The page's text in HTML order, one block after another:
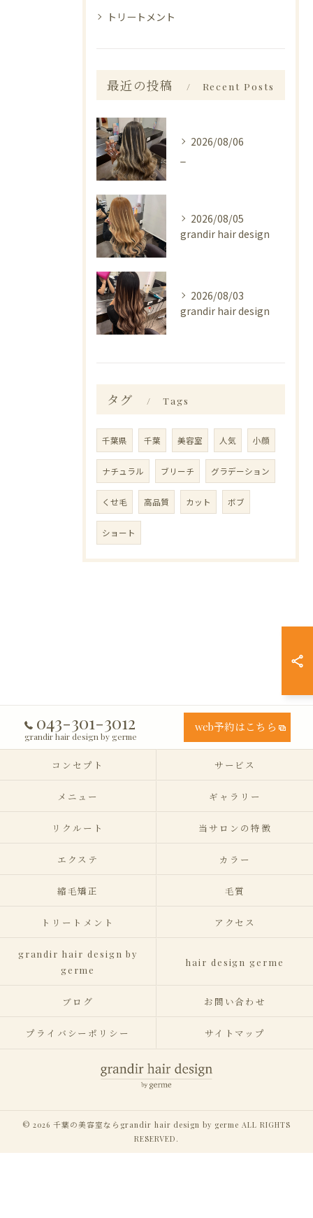
トリートメント
最近の投稿 Recent Posts
2026/08/06
2026/08/05
grandir hair design
2026/08/03
grandir hair design
タグ Tags
千葉県 千葉 美容室 人気 小顔
ナチュラル ブリーチ グラデーション
くせ毛 高品質 カット ボブ
ショート
043-301-3012
grandir hair design by germe
web予約はこちら
コンセプト サービス
メニュー ギャラリー
リクルート 当サロンの特徴
エクステ カラー
縮毛矯正 毛質
トリートメント アクセス
grandir hair design by
germe
hair design germe
ブログ お問い合わせ
プライバシーポリシー サイトマップ
© 2026 千葉の美容室ならgrandir hair design by germe ALL RIGHTS
RESERVED.